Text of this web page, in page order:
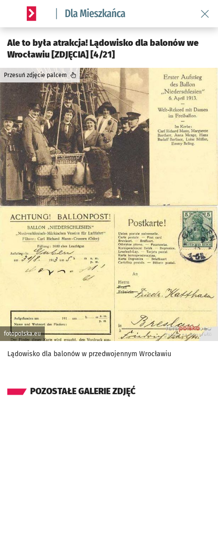
Serwis informacyjny wroclaw.pl podserwis: Dla mieszkańca
Ale to była atrakcja! Lądowisko dla balonów we
Wrocławiu [ZDJĘCIA] [4/21]
fotopolska.eu
Przesuń zdjęcie palcem
Lądowisko dla balonów w przedwojennym Wrocławiu
POZOSTAŁE GALERIE ZDJĘĆ